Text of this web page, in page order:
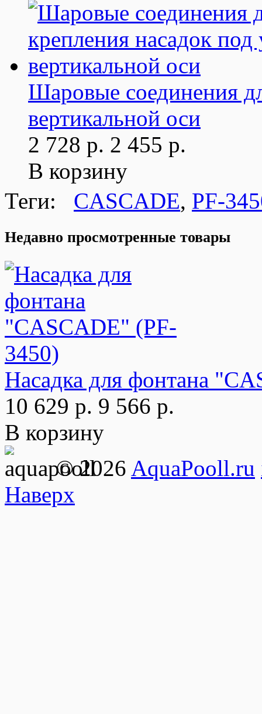
Шаровые соединения
вертикальной оси
2 728 р. 2 455 р.
В корзину
Теги: CASCADE, PF-
Недавно просмотренные товары
Насадка для фонтана
10 629 р. 9 566 р.
В корзину
© 2026 AquaPooll.ru
Наверх